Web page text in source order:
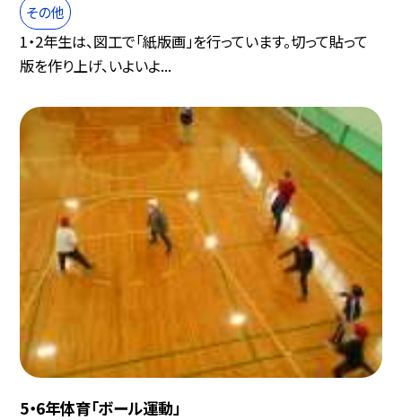
その他
1・2年生は、図工で「紙版画」を行っています。切って貼って
版を作り上げ、いよいよ...
5・6年体育「ボール運動」